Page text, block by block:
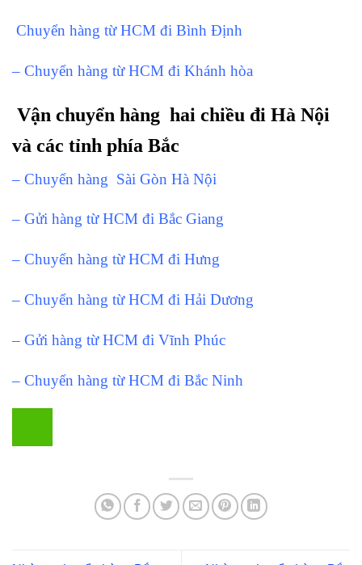
Chuyển hàng từ HCM đi Bình Định
– Chuyển hàng từ HCM đi Khánh hòa
Vận chuyển hàng hai chiều đi Hà Nội
và các tỉnh phía Bắc
– Chuyển hàng Sài Gòn Hà Nội
– Gửi hàng từ HCM đi Bắc Giang
– Chuyển hàng từ HCM đi Hưng
– Chuyển hàng từ HCM đi Hải Dương
– Gửi hàng từ HCM đi Vĩnh Phúc
– Chuyển hàng từ HCM đi Bắc Ninh